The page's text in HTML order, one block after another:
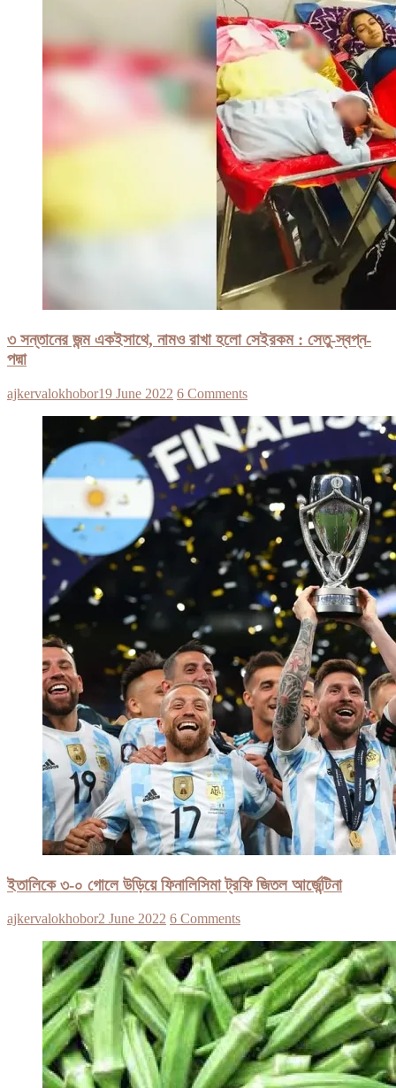
৩ সন্তানের জন্ম একইসাথে, নামও রাখা হলো সেইরকম : সেতু-স্বপ্ন-
পদ্মা
ajkervalokhobor19 June 2022 6 Comments
ইতালিকে ৩-০ গোলে উড়িয়ে ফিনালিসিমা ট্রফি জিতল আর্জেন্টিনা
ajkervalokhobor2 June 2022 6 Comments